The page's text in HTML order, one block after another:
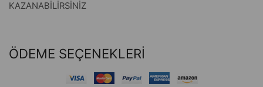
KAZANABİLİRSİNİZ
ÖDEME SEÇENEKLERİ